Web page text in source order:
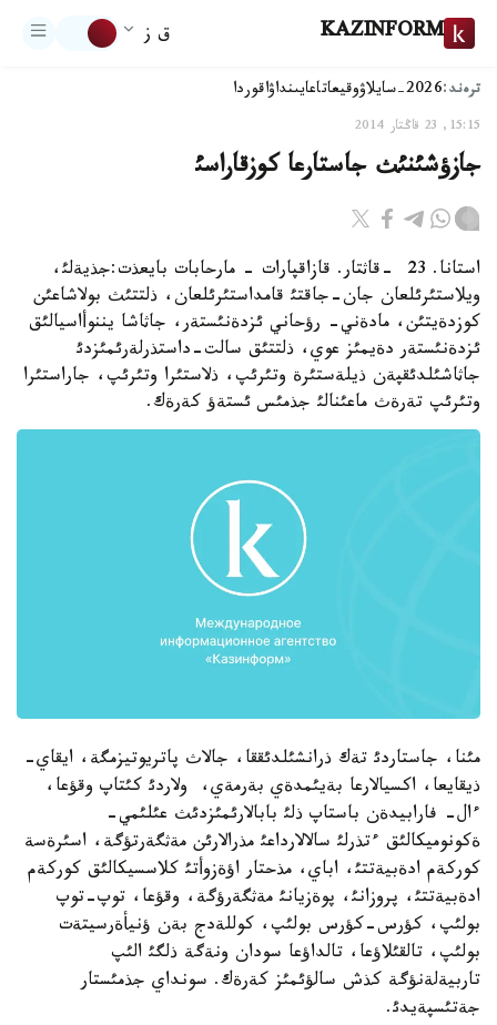
KAZINFORM ق ز
ترەند:2026-سايلاۋ وقيعاتاعايىنداۋاقوردا
15:15, 23 قاڭتار 2014
جازؤشئنئث جاستارعا كوزقاراسئ
استانا. 23 -قاثتار. قازاقپارات - مارحابات بايعذت:جذيةلئ،
ويلاستئرئلعان جان-جاقتئ قامداستئرئلعان، ذلتتئث بولاشاعئن
كوزدةيتئن، مادةني- رؤحاني ئزدةنئستةر، جاثاشا يننوأاسيالئق
ئزدةنئستةر دةيمئز عوي، ذلتتئق سالت-داستذرلةرئمئزدئ
جاثاشئلدئقپةن ذيلةستئرة وتئرئپ، ذلاستئرا وتئرئپ، جاراستئرا
وتئرئپ تةرةث ماعئنالئ جذمئس ئستةؤ كةرةك.
مئنا، جاستاردئ تةك ذرانشئلدئققا، جالاث پاتريوتيزمگة، ايقاي-
ذيقايعا، اكسيالارعا بةيئمدةي بةرمةي، ولاردئ كئتاپ وقؤعا،
ءال- فارابيدةن باستاپ ذلئ بابالارئمئزدئث عئلئمي-
ةكونوميكالئق ءتذرلئ سالالارداعئ مذرالارئن مةثگةرتؤگة، اسئرةسة
كوركةم ادةبيةتتئ، اباي، مذحتار اؤةزوأتئ كلاسسيكالئق كوركةم
ادةبيةتتئ، پروزانئ، پوةزيانئ مةثگةرؤگة، وقؤعا، توپ-توپ
بولئپ، كؤرس-كؤرس بولئپ، كوللةدج بةن ؤنيأةرسيتةت
بولئپ، تالقئلاؤعا، تالداؤعا سودان ونةگة ذلگئ الئپ
تاربيةلةنؤگة كذش سالؤئمئز كةرةك. سونداي جذمئستار
جةتئسپةيدئ.